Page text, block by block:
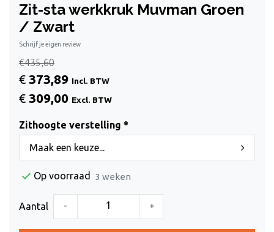
Zit-sta werkkruk Muvman Groen
/ Zwart
Schrijf je eigen review
€435,60
€ 373,89 Incl. BTW
€ 309,00 Excl. BTW
Zithoogte verstelling *
Maak een keuze...
Op voorraad 3 weken
Aantal - +